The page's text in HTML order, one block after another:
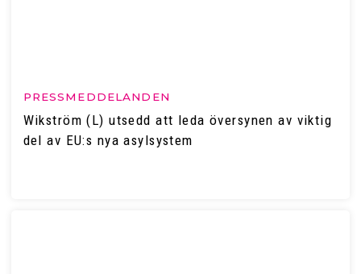
PRESSMEDDELANDEN
Wikström (L) utsedd att leda översynen av viktig
del av EU:s nya asylsystem